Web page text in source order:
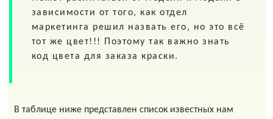
зависимости от того, как отдел
маркетинга решил назвать его, но это всё
тот же цвет!!! Поэтому так важно знать
код цвета для заказа краски.
В таблице ниже представлен список известных нам